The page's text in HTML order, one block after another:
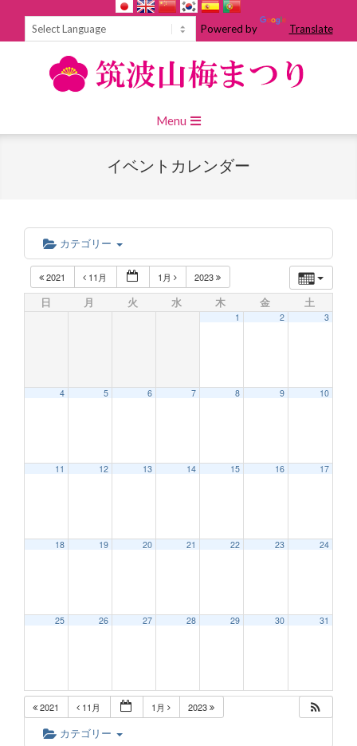
Powered by Translate
Navigation
Menu
イベントカレンダー
カテゴリー
2021 11月 1月 2023
日 月 火 水 木 金 土
1 2 3
4 5 6 7 8 9 10
11 12 13 14 15 16 17
18 19 20 21 22 23 24
25 26 27 28 29 30 31
2021 11月 1月 2023
カテゴリー